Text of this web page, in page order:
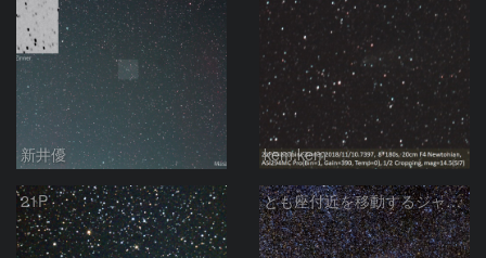
新井優 kem.kem
21P とも座付近を移動するジャコビニ・チンナー彗星（21P）